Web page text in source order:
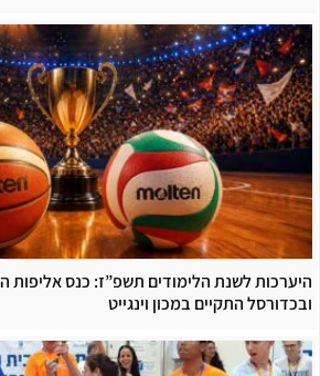
היערכות לשנת הלימודים תשפ”ז: כנס אליפות
ובכדורסל התקיים במכון וינגייט